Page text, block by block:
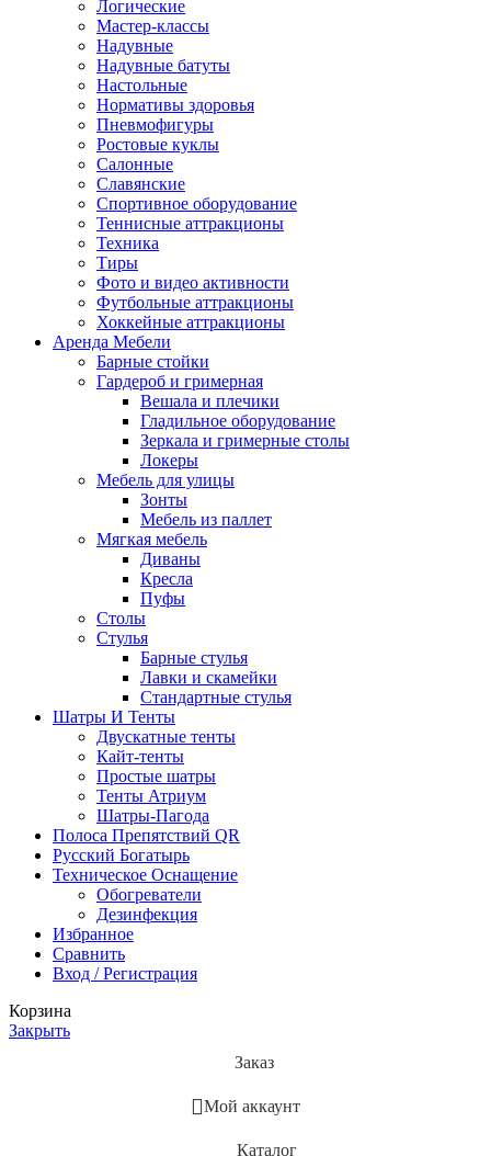
Логические
Мастер-классы
Надувные
Надувные батуты
Настольные
Нормативы здоровья
Пневмофигуры
Ростовые куклы
Салонные
Славянские
Спортивное оборудование
Теннисные аттракционы
Техника
Тиры
Фото и видео активности
Футбольные аттракционы
Хоккейные аттракционы
Аренда Мебели
Барные стойки
Гардероб и гримерная
Вешала и плечики
Гладильное оборудование
Зеркала и гримерные столы
Локеры
Мебель для улицы
Зонты
Мебель из паллет
Мягкая мебель
Диваны
Кресла
Пуфы
Столы
Стулья
Барные стулья
Лавки и скамейки
Стандартные стулья
Шатры И Тенты
Двускатные тенты
Кайт-тенты
Простые шатры
Тенты Атриум
Шатры-Пагода
Полоса Препятствий QR
Русский Богатырь
Техническое Оснащение
Обогреватели
Дезинфекция
Избранное
Сравнить
Вход / Регистрация
Корзина
Закрыть
Заказ
Мой аккаунт
Каталог